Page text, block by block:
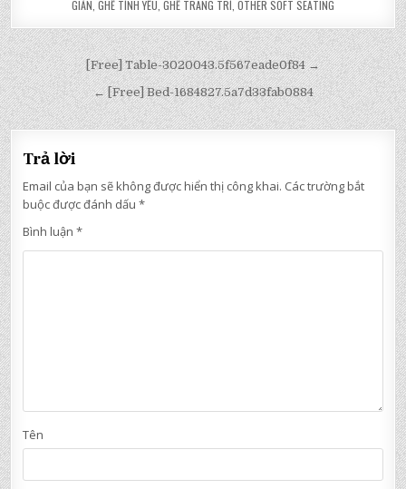
GIẢN GHẾ TÌNH YÊU GHẾ TRANG TRÍ OTHER SOFT SEATING
Điều
hướng
bài
viết
[Free] Table-3020043.5f567eade0f84 →
← [Free] Bed-1684827.5a7d33fab0884
Trả lời
Email của bạn sẽ không được hiển thị công khai. Các trường bắt
buộc được đánh dấu*
Bình luận*
Tên